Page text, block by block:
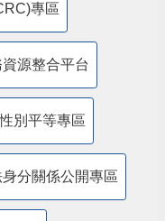
專區
源整合平台
性別平等專區
分關係公開專區